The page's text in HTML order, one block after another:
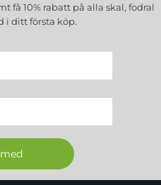
få 10% rabatt på alla skal, fodral
i ditt första köp.